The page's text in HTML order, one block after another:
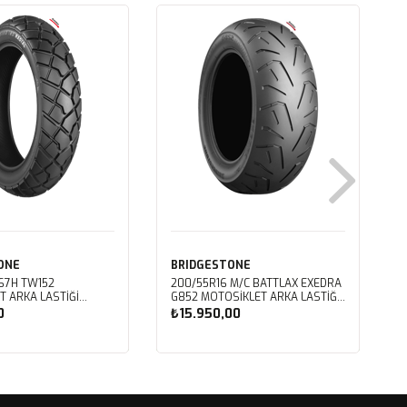
TW152
ARKA LASTIĞI
BRIDGESTONE
200/55R16 M/C BATTLAX EXEDRA
G852 MOTOSIKLET ARKA LASTIĞI
(2024)
₺15.950,00